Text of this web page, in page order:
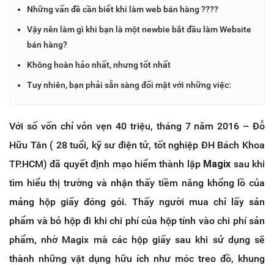
Những vấn đề cần biết khi làm web bán hàng ????
Vậy nên làm gì khi bạn là một newbie bắt đầu làm Website
bán hàng?
Không hoàn hảo nhất, nhưng tốt nhất
Tuy nhiên, bạn phải sẵn sàng đối mặt với những việc:
Với số vốn chỉ vỏn vẹn 40 triệu, tháng 7 năm 2016 – Đỗ
Hữu Tân ( 28 tuổi, kỹ sư điện tử, tốt nghiệp ĐH Bách Khoa
TP.HCM) đã quyết định mạo hiểm thành lập Magix sau khi
tìm hiểu thị trường và nhận thấy tiềm năng khổng lồ của
mảng hộp giấy đóng gói. Thấy người mua chỉ lấy sản
phẩm và bỏ hộp đi khi chi phí của hộp tính vào chi phí sản
phẩm, nhờ Magix mà các hộp giấy sau khi sử dụng sẽ
thành những vật dụng hữu ích như móc treo đồ, khung